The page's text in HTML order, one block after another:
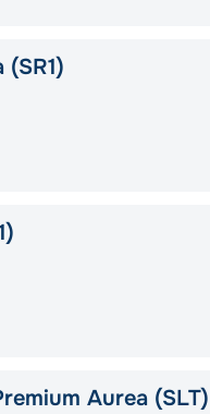
Aurea (SLT)